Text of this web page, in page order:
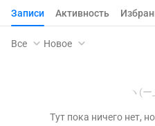
Записи Активность
Все Новое
ヽ(ー
Тут пока ничего нет,